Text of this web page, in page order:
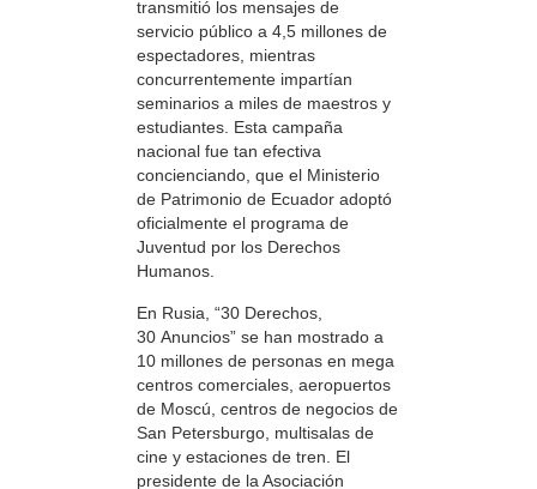
transmitió los mensajes de
servicio público a 4,5 millones de
espectadores, mientras
concurrentemente impartían
seminarios a miles de maestros y
estudiantes. Esta campaña
nacional fue tan efectiva
concienciando, que el Ministerio
de Patrimonio de Ecuador adoptó
oficialmente el programa de
Juventud por los Derechos
Humanos.
En Rusia, “30 Derechos,
30 Anuncios” se han mostrado a
10 millones de personas en mega
centros comerciales, aeropuertos
de Moscú, centros de negocios de
San Petersburgo, multisalas de
cine y estaciones de tren. El
presidente de la Asociación